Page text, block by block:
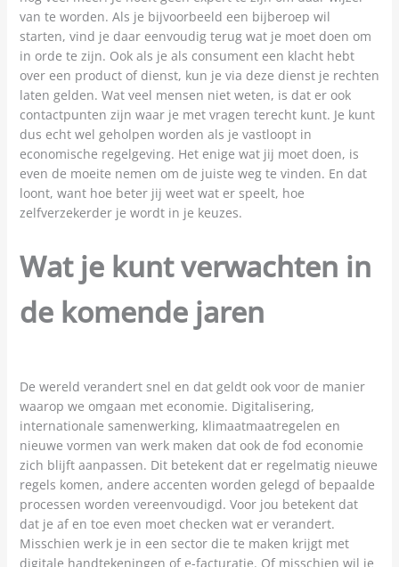
van te worden. Als je bijvoorbeeld een bijberoep wil
starten, vind je daar eenvoudig terug wat je moet doen om
in orde te zijn. Ook als je als consument een klacht hebt
over een product of dienst, kun je via deze dienst je rechten
laten gelden. Wat veel mensen niet weten, is dat er ook
contactpunten zijn waar je met vragen terecht kunt. Je kunt
dus echt wel geholpen worden als je vastloopt in
economische regelgeving. Het enige wat jij moet doen, is
even de moeite nemen om de juiste weg te vinden. En dat
loont, want hoe beter jij weet wat er speelt, hoe
zelfverzekerder je wordt in je keuzes.
Wat je kunt verwachten in
de komende jaren
De wereld verandert snel en dat geldt ook voor de manier
waarop we omgaan met economie. Digitalisering,
internationale samenwerking, klimaatmaatregelen en
nieuwe vormen van werk maken dat ook de fod economie
zich blijft aanpassen. Dit betekent dat er regelmatig nieuwe
regels komen, andere accenten worden gelegd of bepaalde
processen worden vereenvoudigd. Voor jou betekent dat
dat je af en toe even moet checken wat er verandert.
Misschien werk je in een sector die te maken krijgt met
digitale handtekeningen of e-facturatie. Of misschien wil je